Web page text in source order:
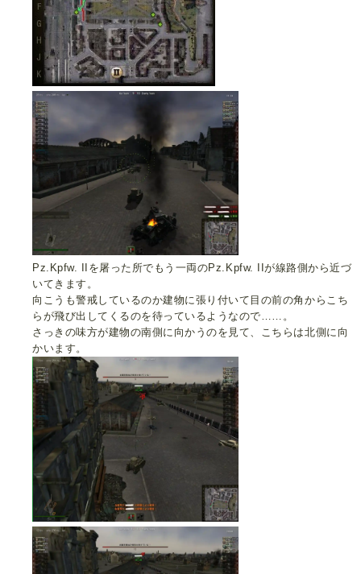
Pz.Kpfw. IIを屠った所でもう一両のPz.Kpfw. IIが線路側から近づ
いてきます。
向こうも警戒しているのか建物に張り付いて目の前の角からこち
らが飛び出してくるのを待っているようなので……。
さっきの味方が建物の南側に向かうのを見て、こちらは北側に向
かいます。